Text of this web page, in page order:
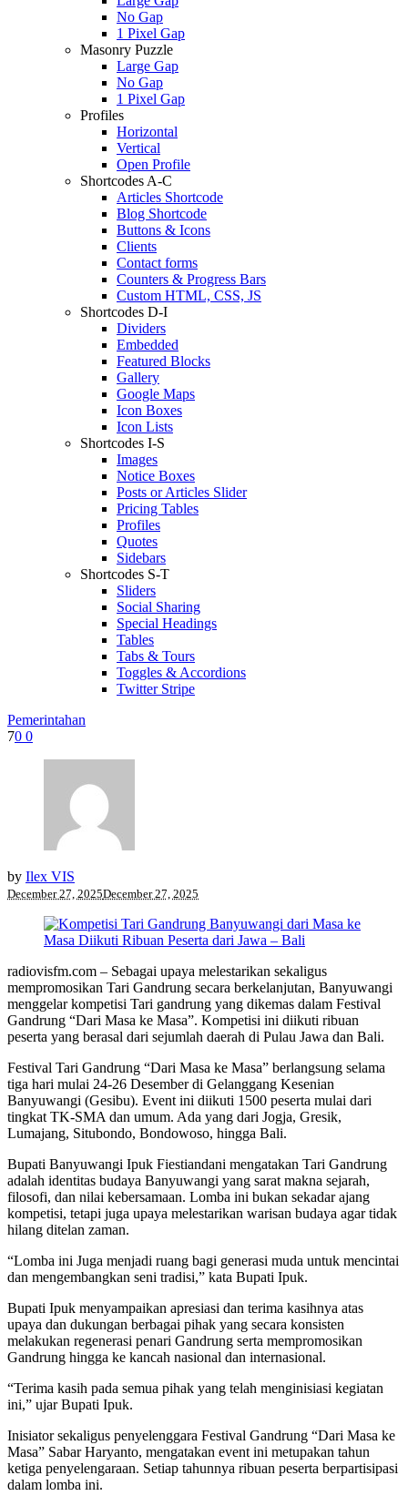
No Gap
1 Pixel Gap
Masonry Puzzle
Large Gap
No Gap
1 Pixel Gap
Profiles
Horizontal
Vertical
Open Profile
Shortcodes A-C
Articles Shortcode
Blog Shortcode
Buttons & Icons
Clients
Contact forms
Counters & Progress Bars
Custom HTML, CSS, JS
Shortcodes D-I
Dividers
Embedded
Featured Blocks
Gallery
Google Maps
Icon Boxes
Icon Lists
Shortcodes I-S
Images
Notice Boxes
Posts or Articles Slider
Pricing Tables
Profiles
Quotes
Sidebars
Shortcodes S-T
Sliders
Social Sharing
Special Headings
Tables
Tabs & Tours
Toggles & Accordions
Twitter Stripe
Pemerintahan
70 0
by Ilex VIS
December 27, 2025December 27, 2025
radiovisfm.com – Sebagai upaya melestarikan sekaligus
mempromosikan Tari Gandrung secara berkelanjutan, Banyuwangi
menggelar kompetisi Tari gandrung yang dikemas dalam Festival
Gandrung “Dari Masa ke Masa”. Kompetisi ini diikuti ribuan
peserta yang berasal dari sejumlah daerah di Pulau Jawa dan Bali.
Festival Tari Gandrung “Dari Masa ke Masa” berlangsung selama
tiga hari mulai 24-26 Desember di Gelanggang Kesenian
Banyuwangi (Gesibu). Event ini diikuti 1500 peserta mulai dari
tingkat TK-SMA dan umum. Ada yang dari Jogja, Gresik,
Lumajang, Situbondo, Bondowoso, hingga Bali.
Bupati Banyuwangi Ipuk Fiestiandani mengatakan Tari Gandrung
adalah identitas budaya Banyuwangi yang sarat makna sejarah,
filosofi, dan nilai kebersamaan. Lomba ini bukan sekadar ajang
kompetisi, tetapi juga upaya melestarikan warisan budaya agar tidak
hilang ditelan zaman.
“Lomba ini Juga menjadi ruang bagi generasi muda untuk mencintai
dan mengembangkan seni tradisi,” kata Bupati Ipuk.
Bupati Ipuk menyampaikan apresiasi dan terima kasihnya atas
upaya dan dukungan berbagai pihak yang secara konsisten
melakukan regenerasi penari Gandrung serta mempromosikan
Gandrung hingga ke kancah nasional dan internasional.
“Terima kasih pada semua pihak yang telah menginisiasi kegiatan
ini,” ujar Bupati Ipuk.
Inisiator sekaligus penyelenggara Festival Gandrung “Dari Masa ke
Masa” Sabar Haryanto, mengatakan event ini metupakan tahun
ketiga penyelengaraan. Setiap tahunnya ribuan peserta berpartisipasi
dalam lomba ini.